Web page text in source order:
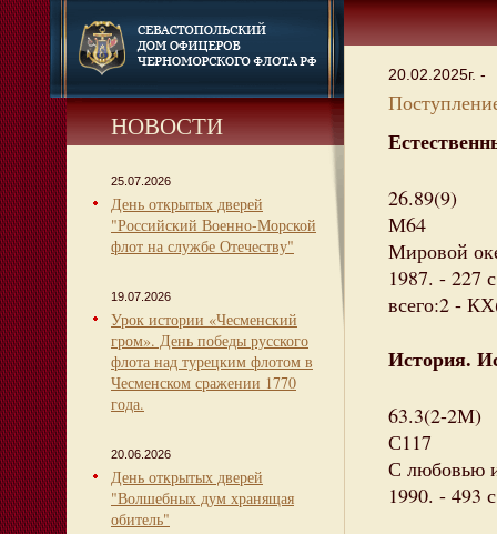
НОВОСТИ
25.07.2026
День открытых дверей
"Российский Военно-Морской
флот на службе Отечеству"
19.07.2026
Урок истории «Чесменский
гром». День победы русского
флота над турецким флотом в
Чесменском сражении 1770
года.
20.06.2026
День открытых дверей
"Волшебных дум хранящая
обитель"
20.02.2025г. -
26.89(9)
М64
Мировой
1987. - 227
всего:2 -
История.
63.3(2-2М)
С117
С любовью
1990. - 493